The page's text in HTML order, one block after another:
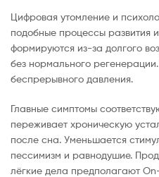
Цифровая утомление и
подобные процессы развития
формируются из-за долгого
без нормального
беспрерывного давления.
Главные симптомы
переживает хроническую
после сна. Уменьшается
пессимизм и равнодушие.
лёгкие дела предполагают